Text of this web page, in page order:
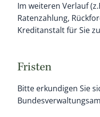
Im weiteren Verlauf
Ratenzahlung,
Kreditanstalt für Sie
Fristen
Bitte erkundigen Sie